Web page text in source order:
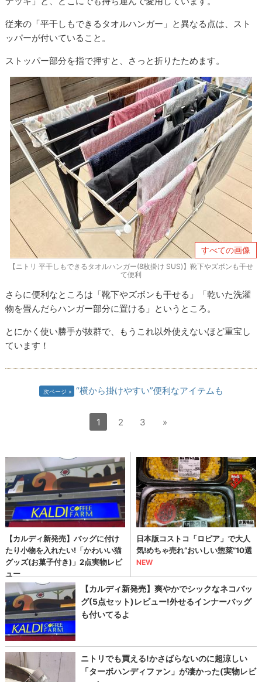
従来の「平干しもできるタオルハンガー」と異なる点は、スト
ッパーが付いていること。
ストッパー部分を指で押すと、さっと折りたためます。
すべての画像
【ニトリ 平干しもできるタオルハンガー(8枚掛け SUS)】靴下やズボンも干せ
て便利
さらに便利なところは「靴下やズボンも干せる」「乾いた洗濯
物を畳んだらハンガー部分に置ける」というところ。
とにかく使い勝手が抜群で、もうこれ以外使えないほど重宝し
ています！
次ページ “横から掛けやすい”便利なアイテムも
1 2 3 »